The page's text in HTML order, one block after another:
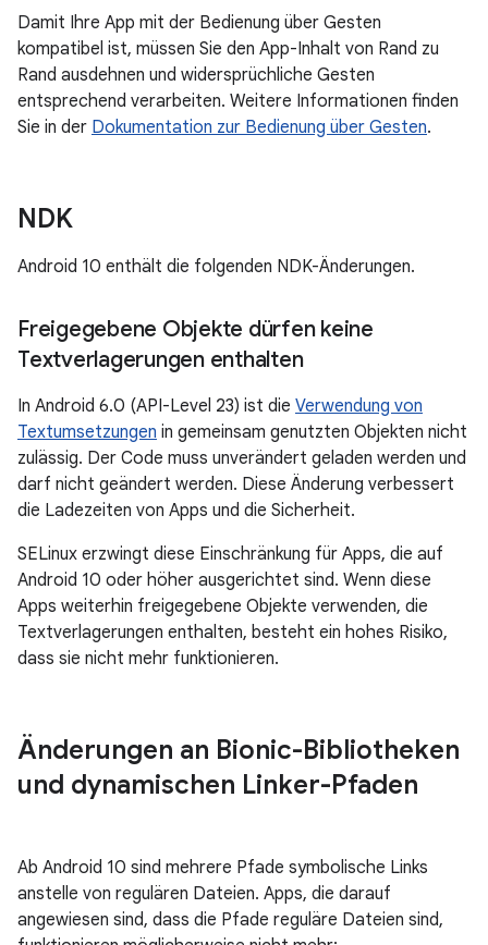
Damit Ihre App mit der Bedienung über Gesten
kompatibel ist, müssen Sie den App-Inhalt von Rand zu
Rand ausdehnen und widersprüchliche Gesten
entsprechend verarbeiten. Weitere Informationen finden
Sie in der Dokumentation zur Bedienung über Gesten.
NDK
Android 10 enthält die folgenden NDK-Änderungen.
Freigegebene Objekte dürfen keine
Textverlagerungen enthalten
In Android 6.0 (API-Level 23) ist die Verwendung von
Textumsetzungen in gemeinsam genutzten Objekten nicht
zulässig. Der Code muss unverändert geladen werden und
darf nicht geändert werden. Diese Änderung verbessert
die Ladezeiten von Apps und die Sicherheit.
SELinux erzwingt diese Einschränkung für Apps, die auf
Android 10 oder höher ausgerichtet sind. Wenn diese
Apps weiterhin freigegebene Objekte verwenden, die
Textverlagerungen enthalten, besteht ein hohes Risiko,
dass sie nicht mehr funktionieren.
Änderungen an Bionic-Bibliotheken
und dynamischen Linker-Pfaden
Ab Android 10 sind mehrere Pfade symbolische Links
anstelle von regulären Dateien. Apps, die darauf
angewiesen sind, dass die Pfade reguläre Dateien sind,